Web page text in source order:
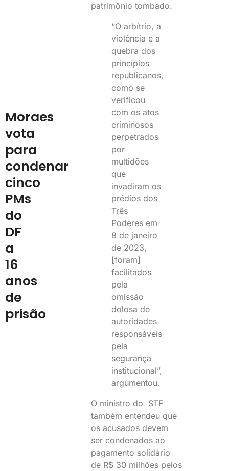
Moraes
vota
para
condenar
cinco
PMs
do
DF
a
16
anos
de
prisão
patrimônio tombado.
“O arbítrio, a
violência e a
quebra dos
princípios
republicanos,
como se
verificou
com os atos
criminosos
perpetrados
por
multidões
que
invadiram os
prédios dos
Três
Poderes em
8 de janeiro
de 2023,
[foram]
facilitados
pela
omissão
dolosa de
autoridades
responsáveis
pela
segurança
institucional”,
argumentou.
O ministro do STF
também entendeu que
os acusados devem
ser condenados ao
pagamento solidário
de R$ 30 milhões pelos